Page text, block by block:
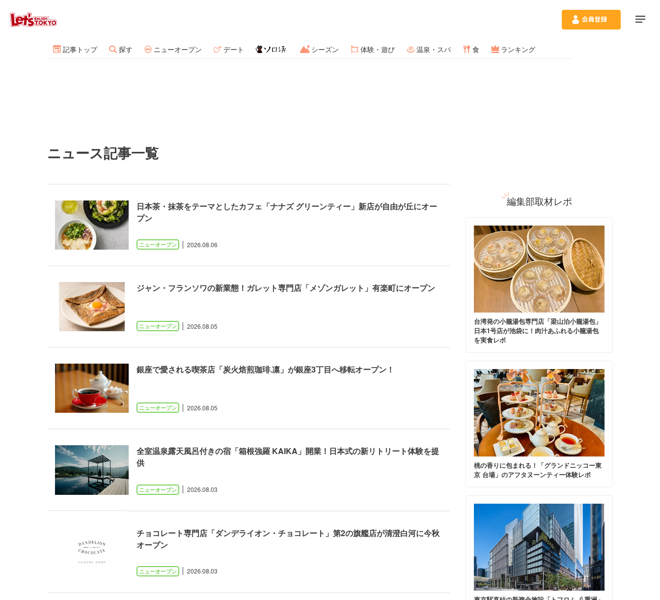
記事トップ 探す ニューオープン デート シーズン 体験・遊び 温泉・スパ 食 ランキング
ニュース記事一覧
日本茶・抹茶をテーマとしたカフェ「ナナズ グリーンティー」新店が自由が丘にオー
プン
2026.08.06
ジャン・フランソワの新業態！ガレット専門店「メゾンガレット」有楽町にオープン
2026.08.05
銀座で愛される喫茶店「炭火焙煎珈琲.凛」が銀座3丁目へ移転オープン！
2026.08.05
全室温泉露天風呂付きの宿「箱根強羅 KAIKA」開業！日本式の新リトリート体験を提
供
2026.08.03
チョコレート専門店「ダンデライオン・チョコレート」第2の旗艦店が清澄白河に今秋
オープン
2026.08.03
編集部取材レポ
台湾発の小籠湯包専門店「梁山泊小籠湯包」
日本1号店が池袋に！肉汁あふれる小籠湯包
を実食レポ
桃の香りに包まれる！「グランドニッコー東
京 台場」のアフタヌーンティー体験レポ